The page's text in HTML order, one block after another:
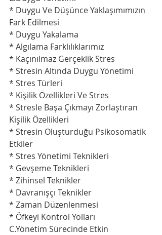
* Duygu Ve Düşünce Yaklaşımımızın
Fark Edilmesi
* Duygu Yakalama
* Algılama Farklılıklarımız
* Kaçınılmaz Gerçeklik Stres
* Stresin Altında Duygu Yönetimi
* Stres Türleri
* Kişilik Özellikleri Ve Stres
* Stresle Başa Çıkmayı Zorlaştıran
Kişilik Özellikleri
* Stresin Oluşturduğu Psikosomatik
Etkiler
* Stres Yönetimi Teknikleri
* Gevşeme Teknikleri
* Zihinsel Teknikler
* Davranışçı Teknikler
* Zaman Düzenlenmesi
* Öfkeyi Kontrol Yolları
C.Yönetim Sürecinde Etkin